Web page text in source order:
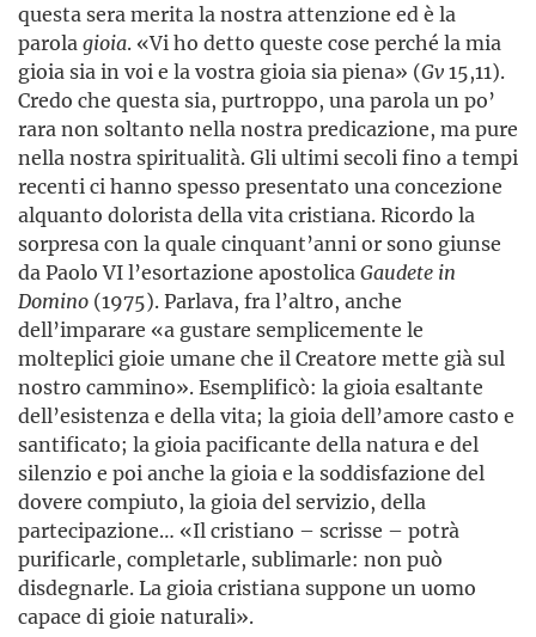
questa sera merita la nostra attenzione ed è la
parola gioia. «Vi ho detto queste cose perché la mia
gioia sia in voi e la vostra gioia sia piena» (Gv15,11).
Credo che questa sia, purtroppo, una parola un po’
rara non soltanto nella nostra predicazione, ma pure
nella nostra spiritualità. Gli ultimi secoli fino a tempi
recenti ci hanno spesso presentato una concezione
alquanto dolorista della vita cristiana. Ricordo la
sorpresa con la quale cinquant’anni or sono giunse
da Paolo VI l’esortazione apostolica Gaudete in
Domino (1975). Parlava, fra l’altro, anche
dell’imparare «a gustare semplicemente le
molteplici gioie umane che il Creatore mette già sul
nostro cammino». Esemplificò: la gioia esaltante
dell’esistenza e della vita; la gioia dell’amore casto e
santificato; la gioia pacificante della natura e del
silenzio e poi anche la gioia e la soddisfazione del
dovere compiuto, la gioia del servizio, della
partecipazione… «Il cristiano – scrisse – potrà
purificarle, completarle, sublimarle: non può
disdegnarle. La gioia cristiana suppone un uomo
capace di gioie naturali».